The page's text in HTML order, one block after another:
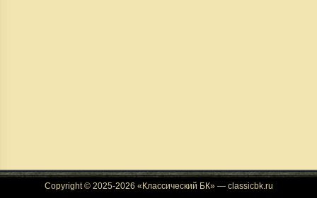
Copyright © 2025-2026 «Классический БК» — classicbk.ru